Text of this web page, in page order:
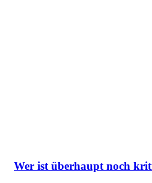
Wer ist überhaupt noch